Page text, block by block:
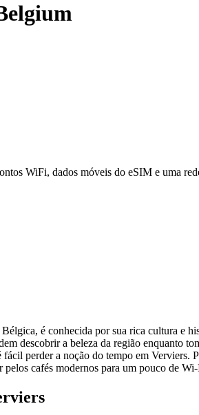
WiFi, dados móveis do eSIM e uma
é conhecida por sua rica cultura e
descobrir a beleza da região enquanto
perder a noção do tempo em Verviers.
cafés modernos para um pouco de